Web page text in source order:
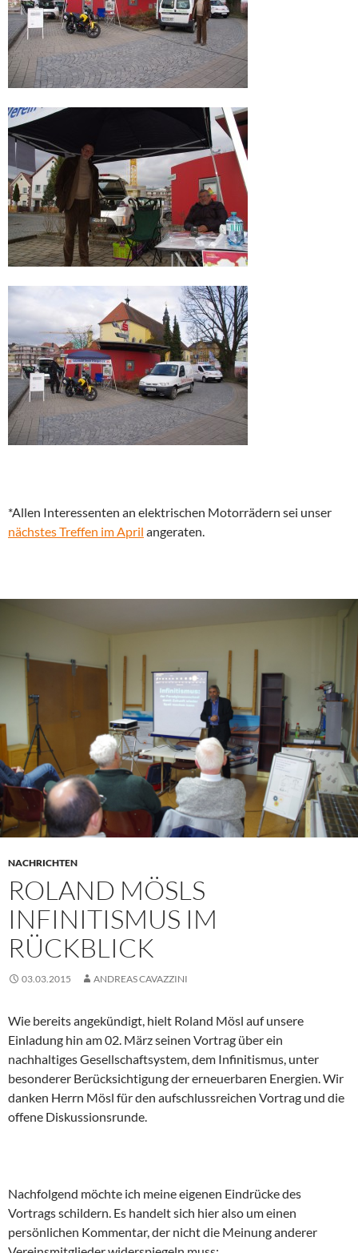
*Allen Interessenten an elektrischen Motorrädern sei unser
nächstes Treffen im April angeraten.
NACHRICHTEN
ROLAND MÖSLS
INFINITISMUS IM
RÜCKBLICK
03.03.2015 ANDREAS CAVAZZINI
Wie bereits angekündigt, hielt Roland Mösl auf unsere
Einladung hin am 02. März seinen Vortrag über ein
nachhaltiges Gesellschaftsystem, dem Infinitismus, unter
besonderer Berücksichtigung der erneuerbaren Energien. Wir
danken Herrn Mösl für den aufschlussreichen Vortrag und die
offene Diskussionsrunde.
Nachfolgend möchte ich meine eigenen Eindrücke des
Vortrags schildern. Es handelt sich hier also um einen
persönlichen Kommentar, der nicht die Meinung anderer